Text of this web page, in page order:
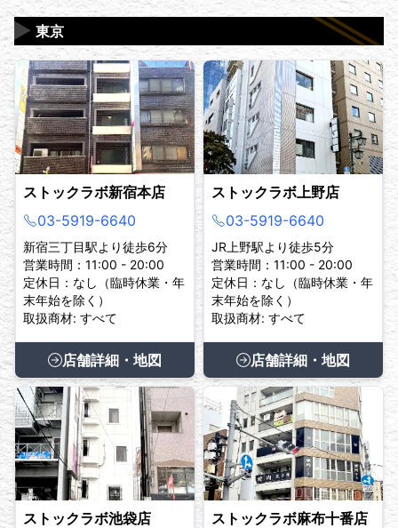
東京
▶
ストックラボ新宿本店
03-5919-6640
新宿三丁目駅より徒歩6分
営業時間：11:00 - 20:00
定休日：なし（臨時休業・年
末年始を除く）
取扱商材: すべて
店舗詳細・地図
ストックラボ上野店
03-5919-6640
JR上野駅より徒歩5分
営業時間：11:00 - 20:00
定休日：なし（臨時休業・年
末年始を除く）
取扱商材: すべて
店舗詳細・地図
ストックラボ池袋店
ストックラボ麻布十番店